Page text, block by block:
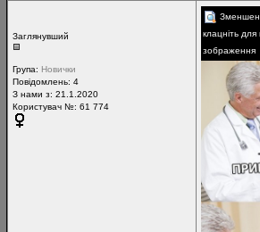
Заглянувший
Група: Новички
Повідомлень: 4
З нами з: 21.1.2020
Користувач №: 61 774
клацніть
зображення